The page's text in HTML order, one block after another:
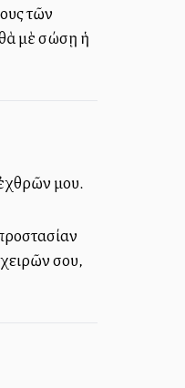
τῶν
θὰ μὲ σώσῃ ἡ
μου.
σου,